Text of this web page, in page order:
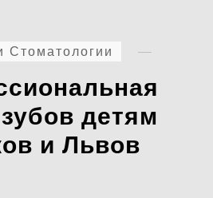
Стоматологии
детям
и Львов